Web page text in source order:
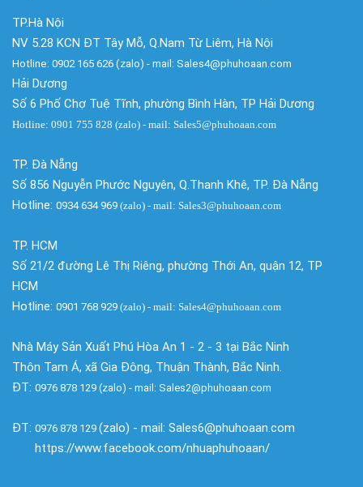
TP.Hà Nội
NV 5.28 KCN ĐT Tây Mỗ, Q.Nam Từ Liêm, Hà Nội
Hotline: 0902 165 626 (zalo) - mail: Sales4@phuhoaan.com
Hải Dương
Số 6 Phố Chợ Tuệ Tĩnh, phường Bình Hàn, TP Hải Dương
Hotline: 0901 755 828 (zalo) - mail: Sales5@phuhoaan.com
TP. Đà Nẵng
Số 856 Nguyễn Phước Nguyên, Q.Thanh Khê, TP. Đà Nẵng
Hotline: 0934 634 969 (zalo) - mail: Sales3@phuhoaan.com
TP. HCM
Số 21/2 đường Lê Thị Riêng, phường Thới An, quận 12, TP
HCM
Hotline: 0901 768 929 (zalo) - mail: Sales4@phuhoaan.com
Nhà Máy Sản Xuất Phú Hòa An 1 - 2 - 3 tại Bắc Ninh
Thôn Tam Á, xã Gia Đông, Thuận Thành, Bắc Ninh.
ĐT: 0976 878 129 (zalo) - mail: Sales2@phuhoaan.com
ĐT: 0976 878 129 (zalo) - mail: Sales6@phuhoaan.com
https://www.facebook.com/nhuaphuhoaan/